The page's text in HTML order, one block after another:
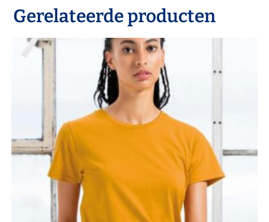
Gerelateerde producten